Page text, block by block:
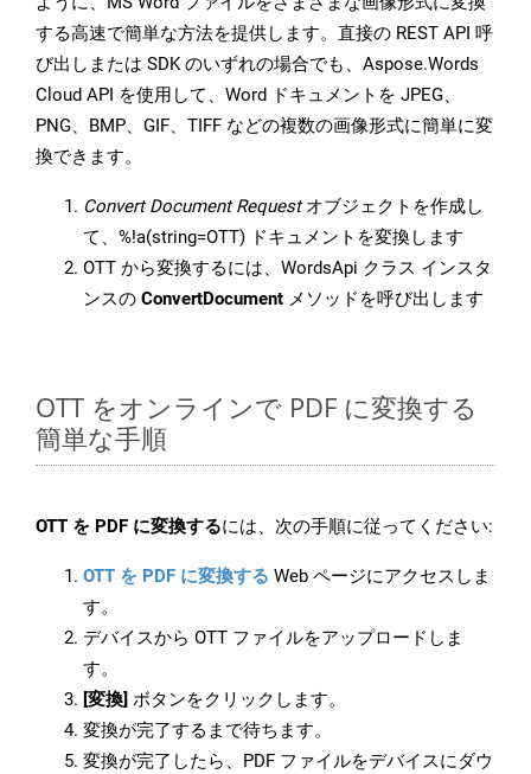
する高速で簡単な方法を提供します。直接の REST API 呼
び出しまたは SDK のいずれの場合でも、Aspose.Words
Cloud API を使用して、Word ドキュメントを JPEG、
PNG、BMP、GIF、TIFF などの複数の画像形式に簡単に変
換できます。
Convert Document Requestオブジェクトを作成し
て、%!a(string=OTT) ドキュメントを変換します
OTT から変換するには、WordsApi クラス インスタ
ンスの ConvertDocument メソッドを呼び出します
OTT をオンラインで PDF に変換する
簡単な手順
OTT を PDF に変換するには、次の手順に従ってください:
OTT を PDF に変換する Web ページにアクセスしま
す。
デバイスから OTT ファイルをアップロードしま
す。
[変換] ボタンをクリックします。
変換が完了するまで待ちます。
変換が完了したら、PDF ファイルをデバイスにダウ